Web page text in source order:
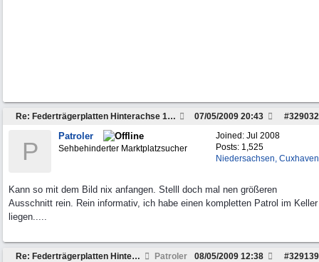
Re: Federträgerplatten Hinterachse 160/260 #329032
07/05/2009 20:43
Joined: Jul 2008
Posts: 1,525
Niedersachsen, Cuxhaven
P
Patroler
Sehbehinderter Marktplatzsucher
Kann so mit dem Bild nix anfangen. Stelll doch mal nen größeren
Ausschnitt rein. Rein informativ, ich habe einen kompletten Patrol im Keller
liegen.....
Re: Federträgerplatten Hinterachse 160/260 Patroler #329139
08/05/2009 12:38